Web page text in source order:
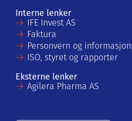
Interne lenker
IFE Invest AS
Faktura
Personvern og
ISO, styret og rapporter
Eksterne lenker
Agilera Pharma AS